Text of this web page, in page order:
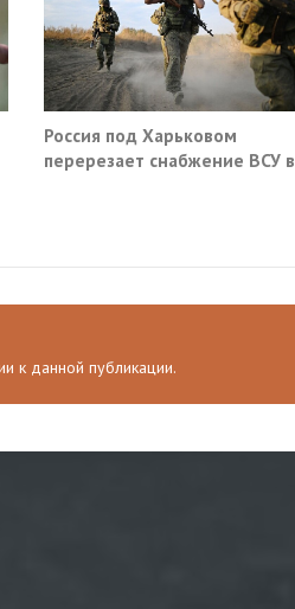
Россия под Харьковом
перерезает снабжение ВСУ в
к данной публикации.